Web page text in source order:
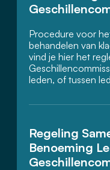
Procedure voor
behandelen van
vind je hier het
leden, of tussen
Regeling
Benoeming